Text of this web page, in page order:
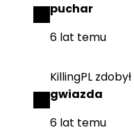
puchar
6 lat temu
KillingPL zdobył
gwiazda
6 lat temu